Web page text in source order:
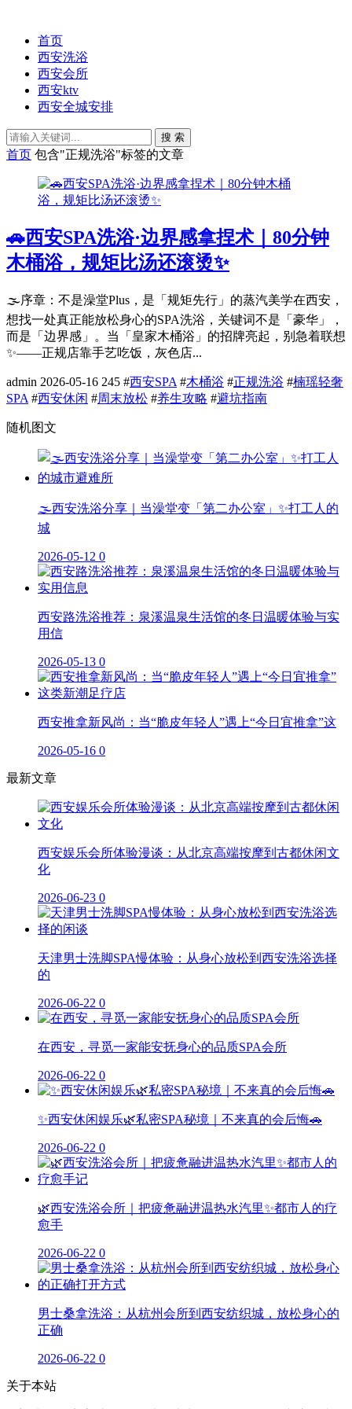
首页
西安洗浴
西安会所
西安ktv
西安全城安排
搜 索
首页 包含"正规洗浴"标签的文章
🚗西安SPA洗浴·边界感拿捏术｜80分钟
木桶浴，规矩比汤还滚烫✨
🌫️序章：不是澡堂Plus，是「规矩先行」的蒸汽美学在西安，
想找一处真正能放松身心的SPA洗浴，关键词不是「豪华」，
而是「边界感」。当「皇家木桶浴」的招牌亮起，别急着联想
✨——正规店靠手艺吃饭，灰色店...
admin 2026-05-16 245 #西安SPA #木桶浴 #正规洗浴 #楠瑶轻奢
SPA #西安休闲 #周末放松 #养生攻略 #避坑指南
随机图文
🌫️西安洗浴分享｜当澡堂变「第二办公室」✨打工人的
城
2026-05-12 0
西安路洗浴推荐：泉溪温泉生活馆的冬日温暖体验与实
用信
2026-05-13 0
西安推拿新风尚：当“脆皮年轻人”遇上“今日宜推拿”这
2026-05-16 0
最新文章
西安娱乐会所体验漫谈：从北京高端按摩到古都休闲文
化
2026-06-23 0
天津男士洗脚SPA慢体验：从身心放松到西安洗浴选择
的
2026-06-22 0
在西安，寻觅一家能安抚身心的品质SPA会所
2026-06-22 0
✨西安休闲娱乐🌿私密SPA秘境｜不来真的会后悔🚗
2026-06-22 0
🌿西安洗浴会所｜把疲惫融进温热水汽里✨都市人的疗
愈手
2026-06-22 0
男士桑拿洗浴：从杭州会所到西安纺织城，放松身心的
正确
2026-06-22 0
关于本站